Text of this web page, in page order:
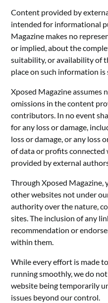
Content provided by
intended for informational
Magazine makes no
or implied, about the
suitability, or availability of
place on such information
Xposed Magazine
omissions in the content
contributors. In no event
for any loss or damage,
loss or damage, or any loss
of data or profits
provided by external
Through Xposed
other websites not under
authority over the nature,
sites. The inclusion of any
recommendation or
within them.
While every effort is made
running smoothly, we do
website being temporarily
issues beyond our control.